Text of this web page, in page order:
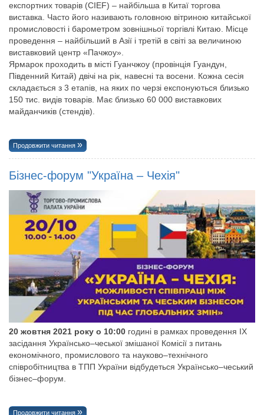
експортних товарів (СIEF) – найбільша в Китаї торгова
виставка. Часто його називають головною вітриною китайської
промисловості і барометром зовнішньої торгівлі Китаю. Місце
проведення – найбільший в Азії і третій в світі за величиною
виставковий центр «Пачжоу».
Ярмарок проходить в місті Гуанчжоу (провінція Гуандун,
Південний Китай) двічі на рік, навесні та восени. Кожна сесія
складається з 3 етапів, на яких по черзі експонуються близько
150 тис. видів товарів. Має близько 60 000 виставкових
майданчиків (стендів).
Продовжити читання
Бізнес-форум "Україна – Чехія"
20 жовтня 2021 року о 10:00 годині в рамках проведення ІХ
засідання Українсько–чеської змішаної Комісії з питань
економічного, промислового та науково–технічного
співробітництва в ТПП України відбудеться Українсько–чеський
бізнес–форум.
Продовжити читання